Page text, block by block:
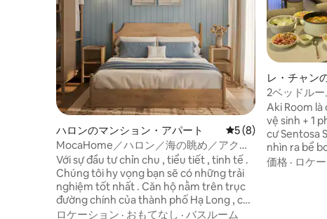
ハロンのマンション・アパート レビュー8件、5つ星
5 (8)
MocaHome／ハロン／海の眺め／アクア
ルーム
Với sự đầu tư chỉn chu , tiểu tiết , tinh tế .
Chúng tôi hy vọng bạn sẽ có những trải
nghiệm tốt nhất . Căn hộ nằm trên trục
đường chính của thành phố Hạ Long , có
thể đi bộ ra bãi biển riêng Marina , căn hộ
ロケーション · おもてなし · バスルーム
レ・チャン
ト
2ベッドル
+ミニバー
ぎ
Aki Room là
vệ sinh + 1
cư Sentosa
nhìn ra bể
có thể
価格 · ロケ